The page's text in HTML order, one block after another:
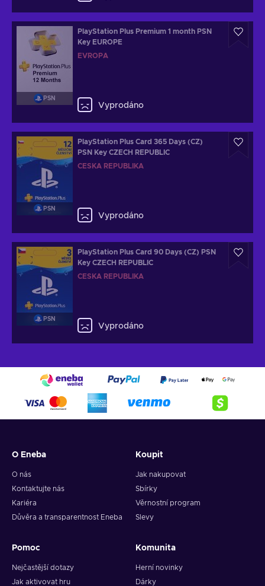
PSN
PlayStation Plus Premium 1 month PSN
Key EUROPE
EVROPA
Vyprodáno
PSN
PlayStation Plus Card 365 Days (CZ)
PSN Key CZECH REPUBLIC
ČESKÁ REPUBLIKA
Vyprodáno
PSN
PlayStation Plus Card 90 Days (CZ) PSN
Key CZECH REPUBLIC
ČESKÁ REPUBLIKA
Vyprodáno
O Eneba
O nás
Kontaktujte nás
Kariéra
Důvěra a transparentnost Eneba
Koupit
Jak nakupovat
Sbírky
Věrnostní program
Slevy
Pomoc
Nejčastější dotazy
Jak aktivovat hru
Komunita
Herní novinky
Dárky